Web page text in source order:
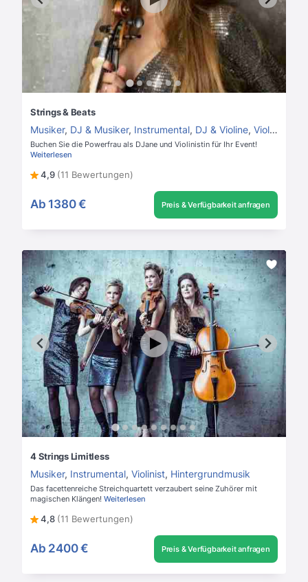
Strings & Beats
Musiker, DJ & Musiker, Instrumental, DJ & Violine, Violinist
Buchen Sie die Powerfrau als DJane und Violinistin für Ihr Event!
Weiterlesen
4,9 (11 Bewertungen)
Ab 1380 € Preis & Verfügbarkeit anfragen
4 Strings Limitless
Musiker, Instrumental, Violinist, Hintergrundmusik
Das facettenreiche Streichquartett verzaubert seine Zuhörer mit
magischen Klängen! Weiterlesen
4,8 (11 Bewertungen)
Ab 2400 € Preis & Verfügbarkeit anfragen